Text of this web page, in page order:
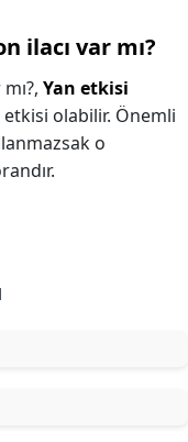
ilacı var mı?
Yan etkisi
etkisi olabilir. Önemli
o